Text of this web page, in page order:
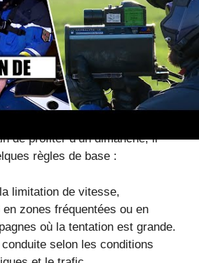
cette
? Conseils et
pour les
de profiter d’un dimanche, il
règles de base :
limitation de vitesse,
en zones fréquentées ou en
où la tentation est grande.
selon les conditions